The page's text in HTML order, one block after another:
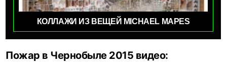
КОЛЛАЖИ ИЗ ВЕЩЕЙ MICHAEL MAPES
Пожар в Чернобыле 2015 видео: